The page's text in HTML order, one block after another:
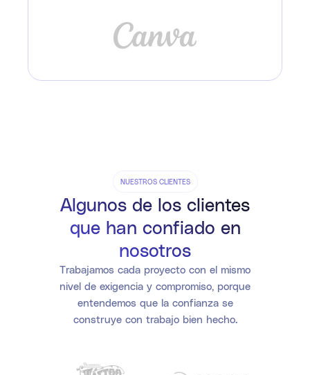
NUESTROS CLIENTES
Algunos de los clientes
que han confiado en
nosotros
Trabajamos cada proyecto con el mismo
nivel de exigencia y compromiso, porque
entendemos que la confianza se
construye con trabajo bien hecho.